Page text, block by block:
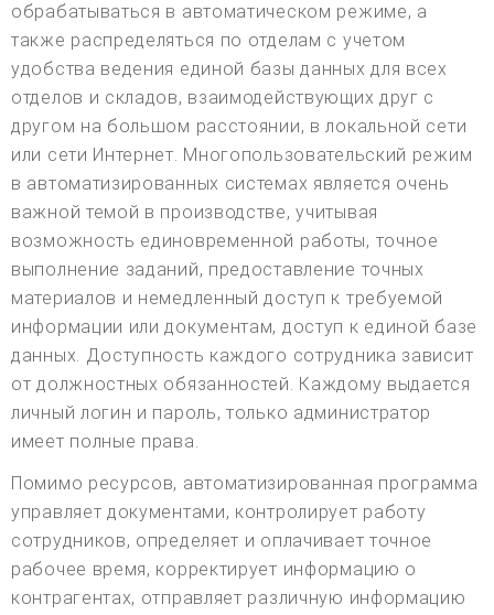
обрабатываться в автоматическом режиме, а
также распределяться по отделам с учетом
удобства ведения единой базы данных для всех
отделов и складов, взаимодействующих друг с
другом на большом расстоянии, в локальной сети
или сети Интернет. Многопользовательский режим
в автоматизированных системах является очень
важной темой в производстве, учитывая
возможность единовременной работы, точное
выполнение заданий, предоставление точных
материалов и немедленный доступ к требуемой
информации или документам, доступ к единой базе
данных. Доступность каждого сотрудника зависит
от должностных обязанностей. Каждому выдается
личный логин и пароль, только администратор
имеет полные права.
Помимо ресурсов, автоматизированная программа
управляет документами, контролирует работу
сотрудников, определяет и оплачивает точное
рабочее время, корректирует информацию о
контрагентах, отправляет различную информацию